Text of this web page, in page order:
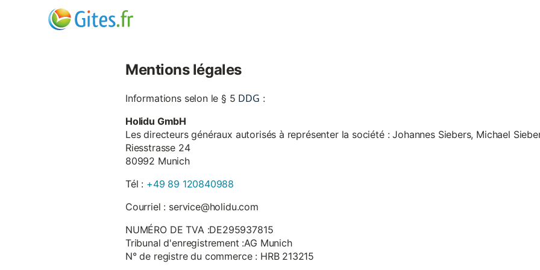
Mentions légales
Informations selon le § 5 DDG :
Holidu GmbH
Les directeurs généraux autorisés à représenter la société : Johannes Siebers, Michael
Riesstrasse 24
80992 Munich
Tél : +49 89 120840988
Courriel : service@holidu.com
NUMÉRO DE TVA :DE295937815
Tribunal d'enregistrement :AG Munich
N° de registre du commerce : HRB 213215